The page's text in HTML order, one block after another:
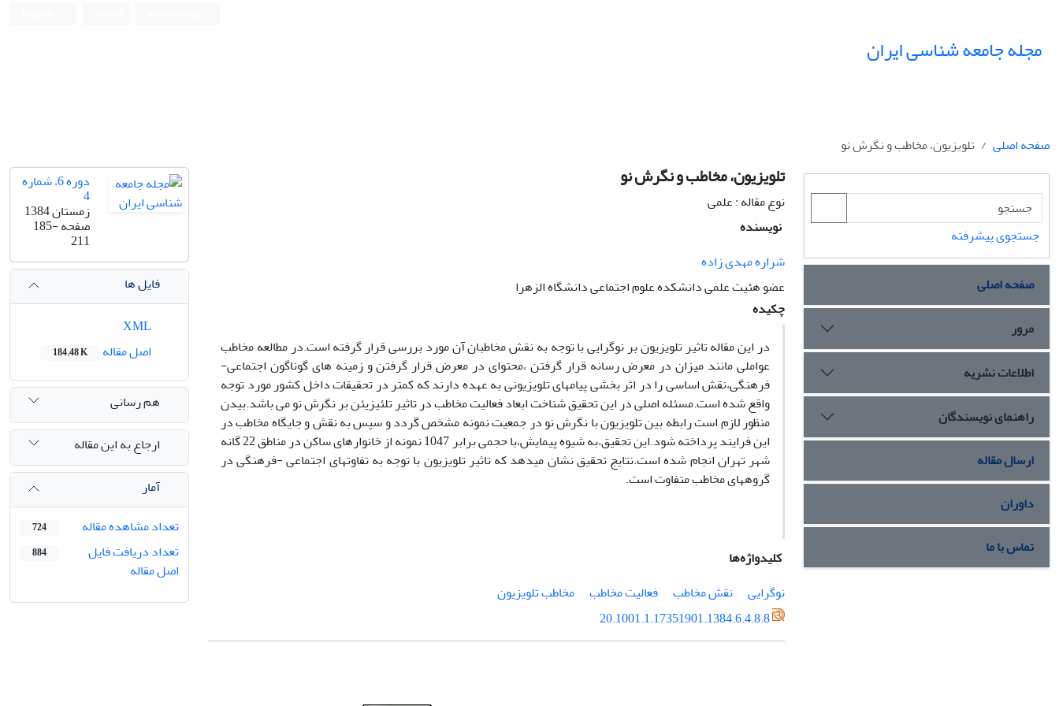
مجله جامعه شناسی ایران
صفحه اصلی تلویزیون، مخاطب و نگرش نو
تلویزیون، مخاطب و نگرش نو
نوع مقاله : علمی
نویسنده
شراره مهدی زاده
عضو هئیت علمی دانشکده علوم اجتماعی دانشگاه الزهرا
چکیده
در این مقاله تاثیر تلویزیون بر نوگرایی با توجه به نقش مخاطبان آن مورد بررسی قرار گرفته است.در مطالعه مخاطب
عواملی مانند میزان در معرض رسانه قرار گرفتن ،محتوای در معرض قرار گرفتن و زمینه های گوناگون اجتماعی-
فرهنگی،نقش اساسی را در اثر بخشی پیامهای تلویزیونی به عهده دارند که کمتر در تحقیقات داخل کشور مورد توجه
واقع شده است.مسئله اصلی در این تحقیق شناخت ابعاد فعالیت مخاطب در تاثیر تلئیزیئن بر نگرش نو می باشد.بیدن
منظور لازم است رابطه بین تلویزیون با نگرش نو در جمعیت نمونه مشخص گردد و سپس به نقش و جایگاه مخاطب در
این فرایند پرداخته شود.این تحقیق،به شیوه پیمایش،با حجمی برابر 1047 نمونه از خانوارهای ساکن در مناطق 22 گانه
شهر تهران انجام شده است.نتایج تحقیق نشان میدهد که تاثیر تلویزیون با توجه به تفاوتهای اجتماعی -فرهنگی در
گروههای مخاطب متفاوت است.
کلیدواژه‌ها
نوگرایی
نقش مخاطب فعالیت مخاطب
مخاطب تلویزیون
20.1001.1.17351901.1384.6.4.8.8
دوره 6، شماره
4
زمستان 1384
صفحه185-
211
فایل ها
اصل مقاله
184.48 K
هم رسانی
ارجاع به این مقاله
آمار
تعداد مشاهده مقاله
724
تعداد دریافت فایل
اصل مقاله
884
جستجوی پیشرفته
صفحه اصلی
مرور
اطلاعات نشریه
راهنمای نویسندگان
ارسال مقاله
داوران
تماس با ما